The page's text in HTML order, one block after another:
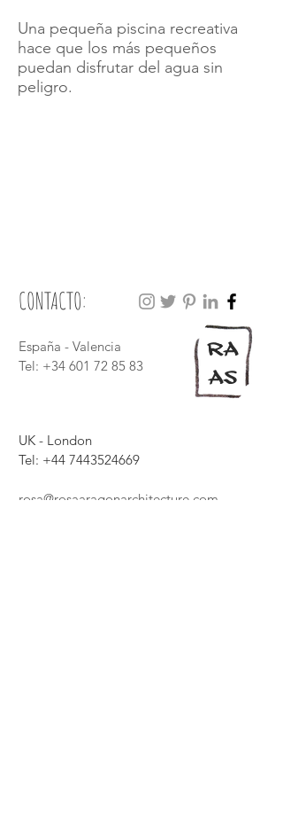
Una pequeña piscina recreativa
hace que los más pequeños
puedan disfrutar del agua sin
peligro.
CONTACTO:
UK - London
Tel: +44 7443524669
rosa@rosaaragonarchitecture.com
España - Valencia
Tel: +34 601 72 85 83
RA
AS